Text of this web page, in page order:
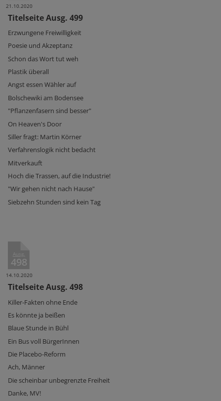
21.10.2020
Titelseite Ausg. 499
Erzwungene Freiwilligkeit
Poesie und Akzeptanz
Schon das Wort tut weh
Plastik überall
Angst essen Wähler auf
Bolschewiki am Bodensee
"Pflanzenfasern sind besser"
On Heaven's Door
Siller fragt: Martin Körner
Verfahrenslogik nicht bedacht
Mitverkauft
Hoch die Trassen, auf die Industrie!
"Wir gehen nicht nach Hause"
Siebzehn Stunden sind kein Tag
Ausg.
498
14.10.2020
Titelseite Ausg. 498
Killer-Fakten ohne Ende
Es könnte ja beißen
Blaue Stunde in Bühl
Ein Bus voll BürgerInnen
Die Placebo-Reform
Ach, Männer
Die scheinbar unbegrenzte Freiheit
Danke, MV!